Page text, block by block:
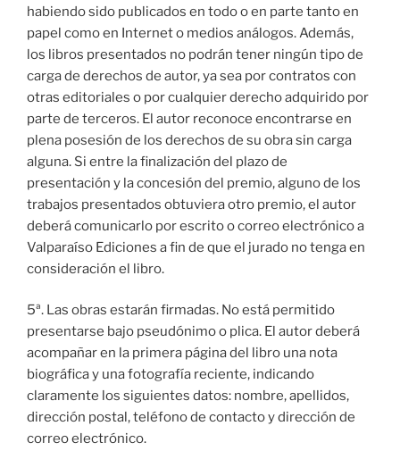
habiendo sido publicados en todo o en parte tanto en
papel como en Internet o medios análogos. Además,
los libros presentados no podrán tener ningún tipo de
carga de derechos de autor, ya sea por contratos con
otras editoriales o por cualquier derecho adquirido por
parte de terceros. El autor reconoce encontrarse en
plena posesión de los derechos de su obra sin carga
alguna. Si entre la finalización del plazo de
presentación y la concesión del premio, alguno de los
trabajos presentados obtuviera otro premio, el autor
deberá comunicarlo por escrito o correo electrónico a
Valparaíso Ediciones a fin de que el jurado no tenga en
consideración el libro.
5ª. Las obras estarán firmadas. No está permitido
presentarse bajo pseudónimo o plica. El autor deberá
acompañar en la primera página del libro una nota
biográfica y una fotografía reciente, indicando
claramente los siguientes datos: nombre, apellidos,
dirección postal, teléfono de contacto y dirección de
correo electrónico.